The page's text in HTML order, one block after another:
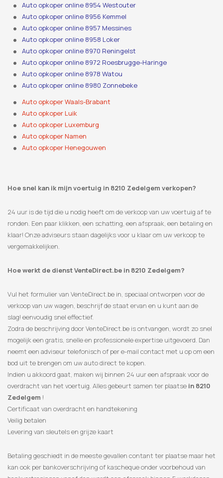
Auto opkoper online 8954 Westouter
Auto opkoper online 8956 Kemmel
Auto opkoper online 8957 Messines
Auto opkoper online 8958 Loker
Auto opkoper online 8970 Reningelst
Auto opkoper online 8972 Roesbrugge-Haringe
Auto opkoper online 8978 Watou
Auto opkoper online 8980 Zonnebeke
Auto opkoper Waals-Brabant
Auto opkoper Luik
Auto opkoper Luxemburg
Auto opkoper Namen
Auto opkoper Henegouwen
Hoe snel kan ik mijn voertuig in 8210 Zedelgem verkopen?
24 uur is de tijd die u nodig heeft om de verkoop van uw voertuig af te
ronden. Een paar klikken, een schatting, een afspraak, een betaling en
klaar! Onze adviseurs staan ​​dagelijks voor u klaar om uw verkoop te
vergemakkelijken.
Hoe werkt de dienst VenteDirect.be in 8210 Zedelgem?
Vul het formulier van VenteDirect.be in, speciaal ontworpen voor de
verkoop van uw wagen, beschrijf de staat ervan en u kunt aan de
slag! eenvoudig snel effectief.
Zodra de beschrijving door VenteDirect.be is ontvangen, wordt zo snel
mogelijk een gratis, snelle en professionele expertise uitgevoerd. Dan
neemt een adviseur telefonisch of per e-mail contact met u op om een
​​bod uit te brengen om uw auto direct te kopen.
Indien u akkoord gaat, maken wij binnen 24 uur een afspraak voor de
overdracht van het voertuig. Alles gebeurt samen ter plaatse in 8210
Zedelgem !
Certificaat van overdracht en handtekening
Veilig betalen
Levering van sleutels en grijze kaart
Betaling geschiedt in de meeste gevallen contant ter plaatse maar het
kan ook per bankoverschrijving of kascheque onder voorbehoud van